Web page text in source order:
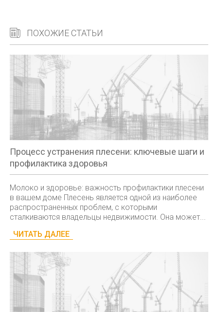
ПОХОЖИЕ СТАТЬИ
Процесс устранения плесени: ключевые шаги и
профилактика здоровья
Молоко и здоровье: важность профилактики плесени
в вашем доме Плесень является одной из наиболее
распространенных проблем, с которыми
сталкиваются владельцы недвижимости. Она может...
ЧИТАТЬ ДАЛЕЕ